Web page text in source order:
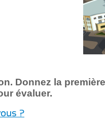
Donnez la
évaluer.
?